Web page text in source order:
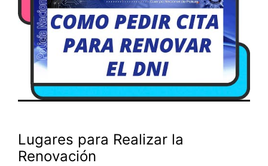
Lugares para Realizar la
Renovación